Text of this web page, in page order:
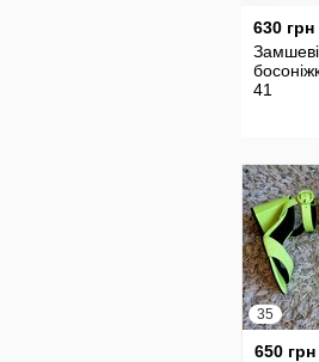
630 грн
41
35
650 грн